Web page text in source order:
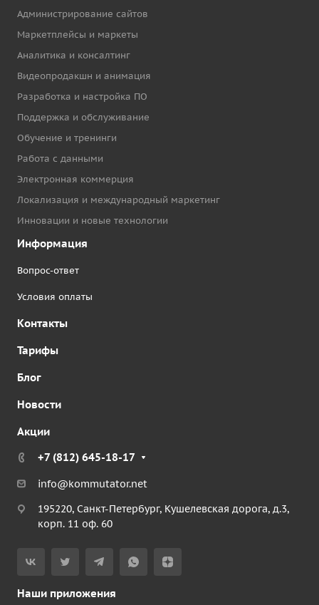
Администрирование сайтов
Маркетплейсы и маркеты
Аналитика и консалтинг
Видеопродакшн и анимация
Разработка и настройка ПО
Поддержка и обслуживание
Обучение и тренинги
Работа с данными
Электронная коммерция
Локализация и международный маркетинг
Инновации и новые технологии
Информация
Вопрос-ответ
Условия оплаты
Контакты
Тарифы
Блог
Новости
Акции
+7 (812) 645-18-17
info@kommutator.net
195220, Санкт-Петербург, Кушелевская дорога, д.3,
корп. 11 оф. 60
Наши приложения